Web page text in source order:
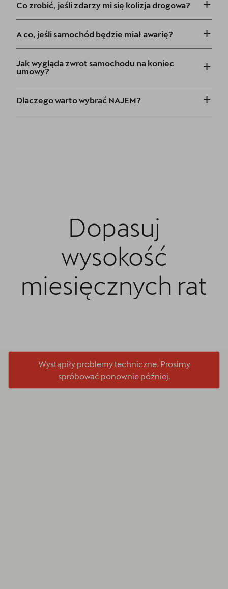
Co zrobić, jeśli zdarzy mi się kolizja drogowa?
A co, jeśli samochód będzie miał awarię? +
Jak wygląda zwrot samochodu na koniec
umowy?
+
Dlaczego warto wybrać NAJEM? +
Dopasuj
wysokość
miesięcznych rat